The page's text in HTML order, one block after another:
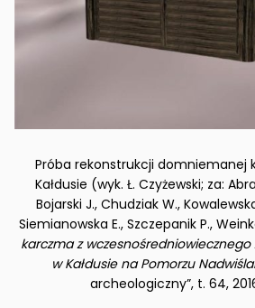
Próba rekonstrukcji domniemanej
Kałdusie (wyk. Ł. Czyżewski; za:
Bojarski J., Chudziak W.,
Siemianowska E., Szczepanik P.,
karczma z wczesnośredniowiecznego
w Kałdusie na Pomorzu
archeologiczny”, t. 64,